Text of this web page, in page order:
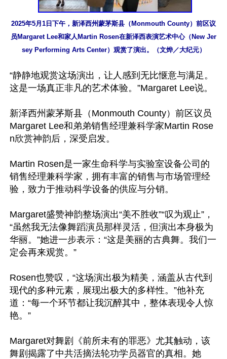
2025年5月1日下午，新泽西州蒙茅斯县（Monmouth County）前区议
员Margaret Lee和家人Martin Rosen在新泽西表演艺术中心（New Jer
sey Performing Arts Center）观赏了演出。（文烨／大纪元）
“静静地观赏这场演出，让人感到无比惬意与满足。
这是一场真正非凡的艺术体验。”Margaret Lee说。
新泽西州蒙茅斯县（Monmouth County）前区议员
Margaret Lee和弟弟销售经理兼科学家Martin Rose
n欣赏神韵后，深受启发。
Martin Rosen是一家生命科学与实验室设备公司的
销售经理兼科学家，拥有丰富的销售与市场管理经
验，致力于推动科学设备的供应与分销。
Margaret盛赞神韵整场演出“美不胜收”“叹为观止”，
“虽然我无法像舞蹈演员那样灵活，但演出本身极为
华丽。”她进一步表示：“这是美丽的古典舞。我们一
定会再来观赏。”
Rosen也赞叹，“这场演出极为精美，涵盖从古代到
现代的多种元素，展现出极大的多样性。”他补充
道：“每一个环节都让我沉醉其中，整体表现令人惊
艳。”
Margaret对舞剧《前所未有的罪恶》尤其触动，该
舞剧揭露了中共活摘法轮功学员器官的真相。她